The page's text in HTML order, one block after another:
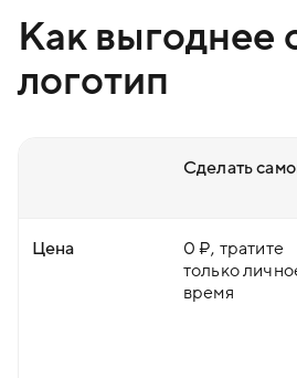
Как выгоднее
логотип
Сделать
Цена
0 ₽, тратите
только
время